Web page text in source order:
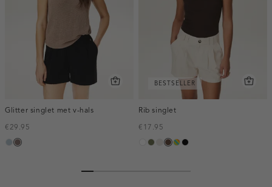
Glitter singlet met v-hals
€29.95
blauw,
taupe
BESTSELLER
Rib singlet
€17.95
witgroen,
kitdonkerbruin
meerkleurig
zwart